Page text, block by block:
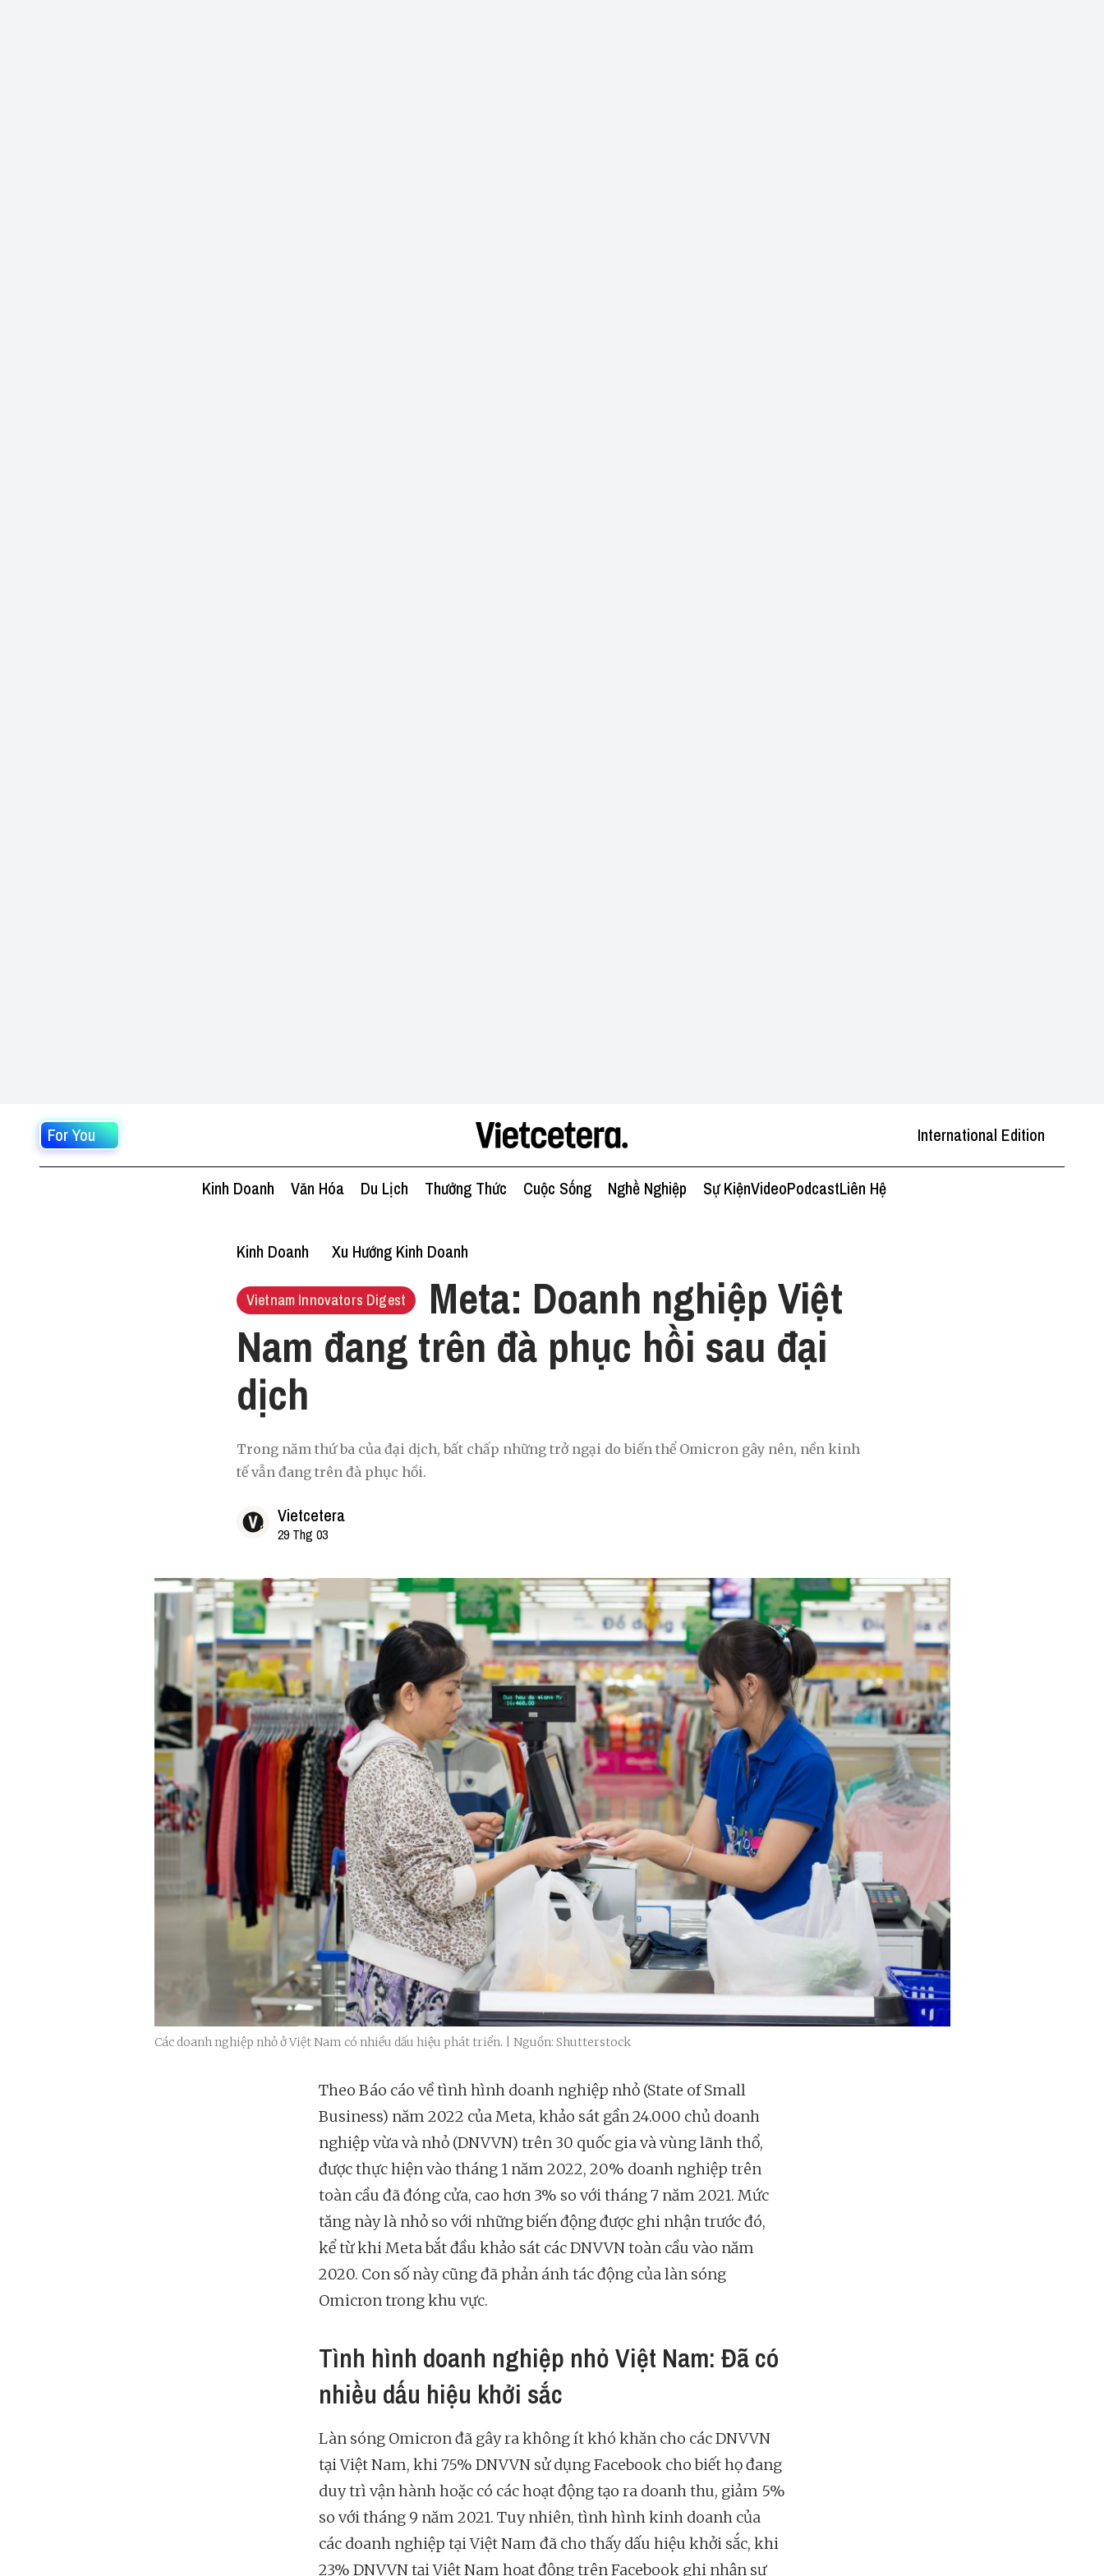
For You International Edition
Kinh Doanh Văn Hóa Du Lịch Thưởng Thức Cuộc Sống Nghề Nghiệp Sự KiệnVideoPodcastLiên Hệ
Kinh Doanh Xu Hướng Kinh Doanh
Vietnam Innovators Digest
Meta: Doanh nghiệp Việt
Nam đang trên đà phục hồi sau đại
dịch
Trong năm thứ ba của đại dịch, bất chấp những trở ngại do biến thể Omicron gây nên, nền kinh
tế vẫn đang trên đà phục hồi.
Vietcetera
29 Thg 03
Các doanh nghiệp nhỏ ở Việt Nam có nhiều dấu hiệu phát triển. | Nguồn: Shutterstock
Theo Báo cáo về tình hình doanh nghiệp nhỏ (State of Small
Business) năm 2022 của Meta, khảo sát gần 24.000 chủ doanh
nghiệp vừa và nhỏ (DNVVN) trên 30 quốc gia và vùng lãnh thổ,
được thực hiện vào tháng 1 năm 2022, 20% doanh nghiệp trên
toàn cầu đã đóng cửa, cao hơn 3% so với tháng 7 năm 2021. Mức
tăng này là nhỏ so với những biến động được ghi nhận trước đó,
kể từ khi Meta bắt đầu khảo sát các DNVVN toàn cầu vào năm
2020. Con số này cũng đã phản ánh tác động của làn sóng
Omicron trong khu vực.
Tình hình doanh nghiệp nhỏ Việt Nam: Đã có
nhiều dấu hiệu khởi sắc
Làn sóng Omicron đã gây ra không ít khó khăn cho các DNVVN
tại Việt Nam, khi 75% DNVVN sử dụng Facebook cho biết họ đang
duy trì vận hành hoặc có các hoạt động tạo ra doanh thu, giảm 5%
so với tháng 9 năm 2021. Tuy nhiên, tình hình kinh doanh của
các doanh nghiệp tại Việt Nam đã cho thấy dấu hiệu khởi sắc, khi
23% DNVVN tại Việt Nam hoạt động trên Facebook ghi nhận sự